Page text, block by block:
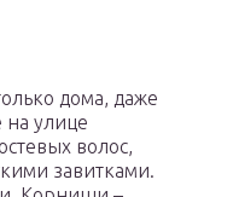
дома, даже
улице
волос,
завитками.